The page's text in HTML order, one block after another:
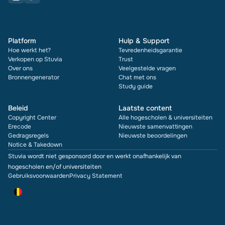
Platform
Hoe werkt het?
Verkopen op Stuvia
Over ons
Bronnengenerator
Hulp & Support
Tevredenheidsgarantie
Trust
Veelgestelde vragen
Chat met ons
Study guide
Beleid
Copyright Center
Erecode
Gedragsregels
Notice & Takedown
Laatste content
Alle hogescholen & universiteiten
Nieuwste samenvattingen
Nieuwste beoordelingen
Stuvia wordt niet gesponsord door en werkt onafhankelijk van
hogescholen en/of universiteiten
GebruiksvoorwaardenPrivacy Statement